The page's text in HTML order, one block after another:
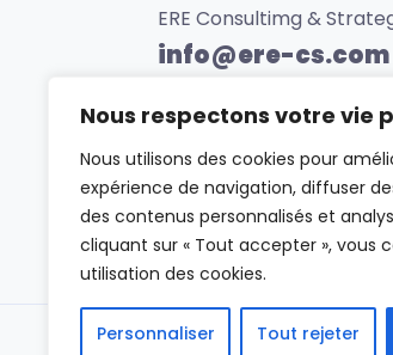
Nous respectons votre vie
Nous utilisons des cookies pour
expérience de navigation, diffuser
des contenus personnalisés et
cliquant sur « Tout accepter », vous
utilisation des cookies.
Personnaliser Tout rejeter
ERE Consultimg &
info@ere-cs.com
+230 5927-2738